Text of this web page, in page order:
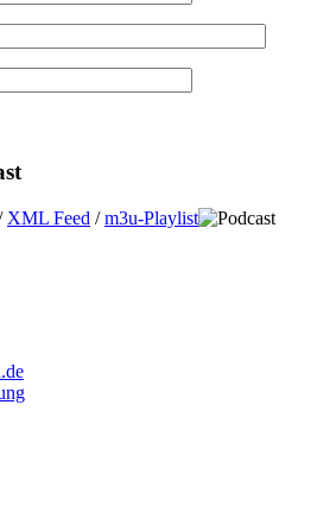
XML Feed /m3u-Playlist